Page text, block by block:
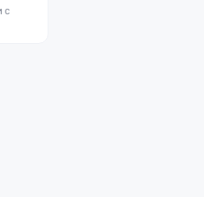
с